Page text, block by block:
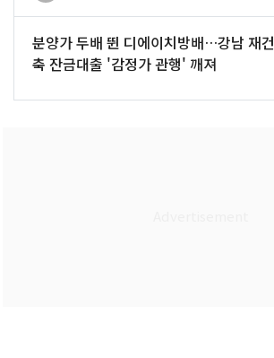
분양가 두배 뛴 디에이치방배…강남 재건
축 잔금대출 '감정가 관행' 깨져